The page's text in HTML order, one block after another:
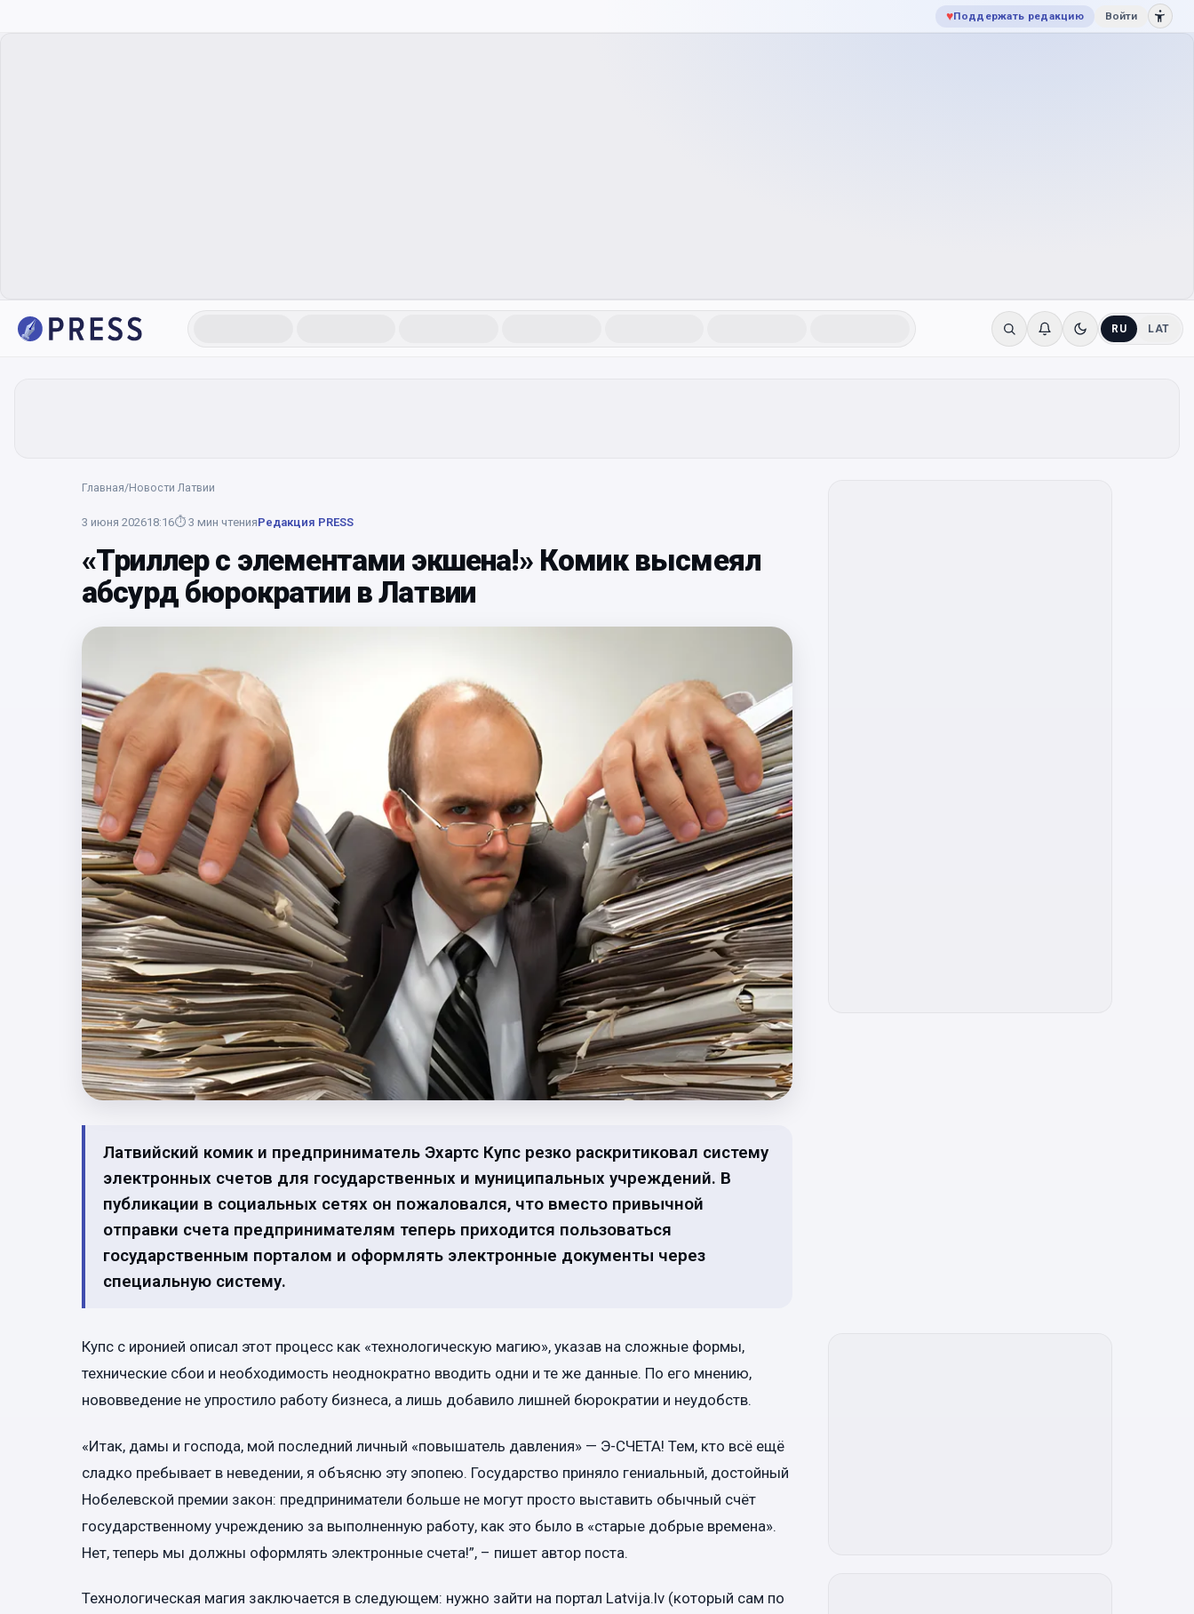
♥Поддержать редакцию Войти
RU LAT
Главная/Новости Латвии
3 июня 202618:16⏱ 3 мин чтенияРедакция PRESS
«Триллер с элементами экшена!» Комик высмеял
абсурд бюрократии в Латвии
Латвийский комик и предприниматель Эхартс Купс резко раскритиковал систему
электронных счетов для государственных и муниципальных учреждений. В
публикации в социальных сетях он пожаловался, что вместо привычной
отправки счета предпринимателям теперь приходится пользоваться
государственным порталом и оформлять электронные документы через
специальную систему.
Купс с иронией описал этот процесс как «технологическую магию», указав на сложные формы,
технические сбои и необходимость неоднократно вводить одни и те же данные. По его мнению,
нововведение не упростило работу бизнеса, а лишь добавило лишней бюрократии и неудобств.
«Итак, дамы и господа, мой последний личный «повышатель давления» — Э-СЧЕТА! Тем, кто всё ещё
сладко пребывает в неведении, я объясню эту эпопею. Государство приняло гениальный, достойный
Нобелевской премии закон: предприниматели больше не могут просто выставить обычный счёт
государственному учреждению за выполненную работу, как это было в «старые добрые времена».
Нет, теперь мы должны оформлять электронные счета!”, – пишет автор поста.
Технологическая магия заключается в следующем: нужно зайти на портал Latvija.lv (который сам по